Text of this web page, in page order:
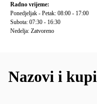
Radno vrijeme:
Ponedjeljak - Petak: 08:00 - 17:00
Subota: 07:30 - 16:30
Nedelja: Zatvoreno
Nazovi i kupi